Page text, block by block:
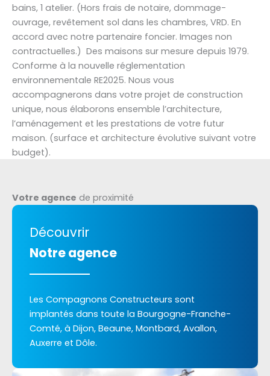
bains, 1 atelier. (Hors frais de notaire, dommage-
ouvrage, revêtement sol dans les chambres, VRD. En
accord avec notre partenaire foncier. Images non
contractuelles.) Des maisons sur mesure depuis 1979.
Conforme à la nouvelle réglementation
environnementale RE2025. Nous vous
accompagnerons dans votre projet de construction
unique, nous élaborons ensemble l’architecture,
l’aménagement et les prestations de votre futur
maison. (surface et architecture évolutive suivant votre
budget).
Votre agence de proximité
Découvrir
Notre agence
Les Compagnons Constructeurs sont
implantés dans toute la Bourgogne-Franche-
Comté, à Dijon, Beaune, Montbard, Avallon,
Auxerre et Dôle.